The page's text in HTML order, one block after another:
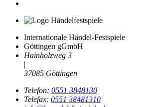
Internationale Händel-Festspiele
Göttingen gGmbH
Hainholzweg 3
|
37085 Göttingen
Telefon: 0551 3848130
Telefax: 0551 38481310